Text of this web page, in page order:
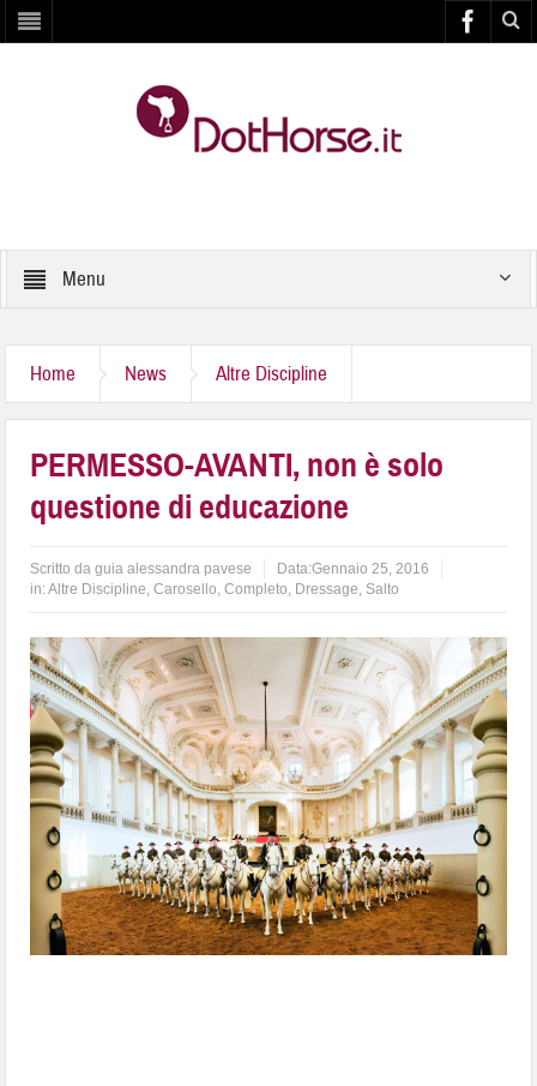
Menu
Home News Altre Discipline
PERMESSO-AVANTI, non è solo
questione di educazione
Scritto daguia alessandra pavese Data:Gennaio 25, 2016
in:Altre Discipline,Carosello,Completo, Dressage, Salto